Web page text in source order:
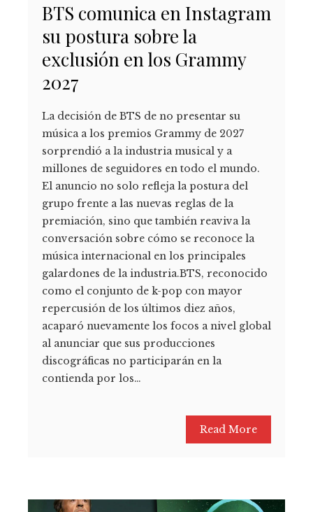
BTS comunica en Instagram
su postura sobre la
exclusión en los Grammy
2027
La decisión de BTS de no presentar su
música a los premios Grammy de 2027
sorprendió a la industria musical y a
millones de seguidores en todo el mundo.
El anuncio no solo refleja la postura del
grupo frente a las nuevas reglas de la
premiación, sino que también reaviva la
conversación sobre cómo se reconoce la
música internacional en los principales
galardones de la industria.BTS, reconocido
como el conjunto de k-pop con mayor
repercusión de los últimos diez años,
acaparó nuevamente los focos a nivel global
al anunciar que sus producciones
discográficas no participarán en la
contienda por los…
Read More